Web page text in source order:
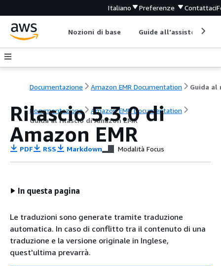
Italiano Preferenze Contattaci
Nozioni di base Guide all'assistenza
Documentazione Amazon EMR Documentation
Documentazione
Amazon EMR Documentation
Guida al rilascio di Amazon EMR
Rilascio 5.3.0 di
Amazon EMR
PDF RSS Markdown Modalità Focus
In questa pagina
Le traduzioni sono generate tramite traduzione
automatica. In caso di conflitto tra il contenuto di una
traduzione e la versione originale in Inglese,
quest'ultima prevarrà.